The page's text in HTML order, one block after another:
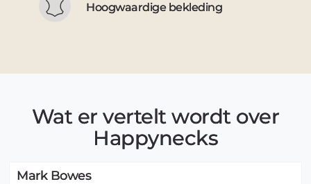
Hoogwaardige bekleding
Wat er vertelt wordt over
Happynecks
Mark Bowes